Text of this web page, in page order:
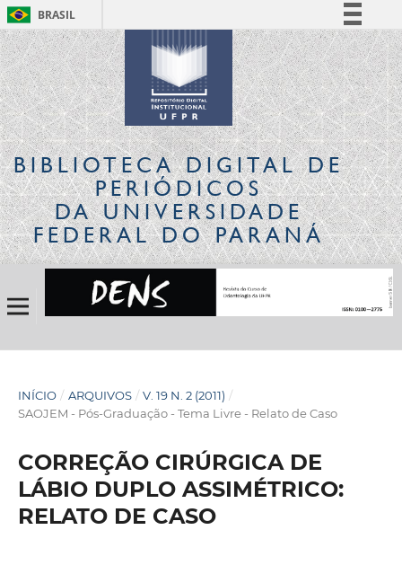
BRASIL
Simplifique!
Comunica BR
Participe
Acesso à informação
Legislação
Canais
BIBLIOTECA DIGITALDE
PERIÓDICOS
DA UNIVERSIDADE
FEDERAL DO PARANÁ
INÍCIO / ARQUIVOS / V. 19 N. 2 (2011) /
SAOJEM - Pós-Graduação - Tema Livre - Relato de Caso
CORREÇÃO CIRÚRGICA DE
LÁBIO DUPLO ASSIMÉTRICO:
RELATO DE CASO